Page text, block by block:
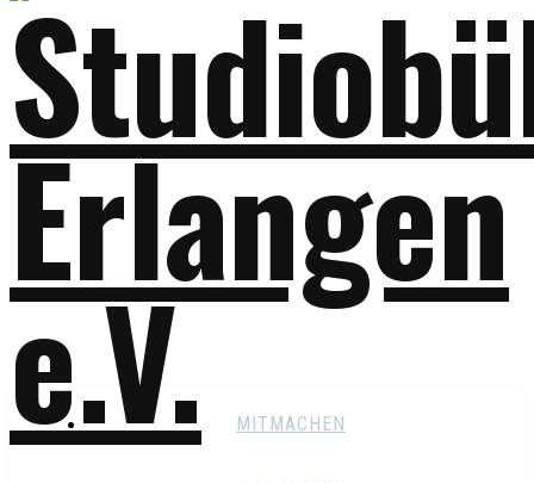
MITMACHEN